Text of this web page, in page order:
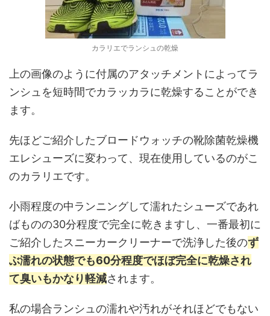
カラリエでランシュの乾燥
上の画像のように付属のアタッチメントによってラ
ンシュを短時間でカラッカラに乾燥することができ
ます。
先ほどご紹介したブロードウォッチの靴除菌乾燥機
エレシューズに変わって、現在使用しているのがこ
のカラリエです。
小雨程度の中ランニングして濡れたシューズであれ
ばものの30分程度で完全に乾きますし、一番最初に
ご紹介したスニーカークリーナーで洗浄した後のず
ぶ濡れの状態でも60分程度でほぼ完全に乾燥され
て臭いもかなり軽減されます。
私の場合ランシュの濡れや汚れがそれほどでもない